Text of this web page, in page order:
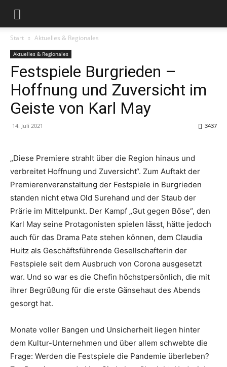
Start Aktuelles & Regionales
Aktuelles & Regionales
Festspiele Burgrieden –
Hoffnung und Zuversicht im
Geiste von Karl May
14. Juli 2021 3437
„Diese Premiere strahlt über die Region hinaus und
verbreitet Hoffnung und Zuversicht“. Zum Auftakt der
Premierenveranstaltung der Festspiele in Burgrieden
standen nicht etwa Old Surehand und der Staub der
Prärie im Mittelpunkt. Der Kampf „Gut gegen Böse“, den
Karl May seine Protagonisten spielen lässt, hätte jedoch
auch für das Drama Pate stehen können, dem Claudia
Huitz als Geschäftsführende Gesellschafterin der
Festspiele seit dem Ausbruch von Corona ausgesetzt
war. Und so war es die Chefin höchstpersönlich, die mit
ihrer Begrüßung für die erste Gänsehaut des Abends
gesorgt hat.
Monate voller Bangen und Unsicherheit liegen hinter
dem Kultur-Unternehmen und über allem schwebte die
Frage: Werden die Festspiele die Pandemie überleben?